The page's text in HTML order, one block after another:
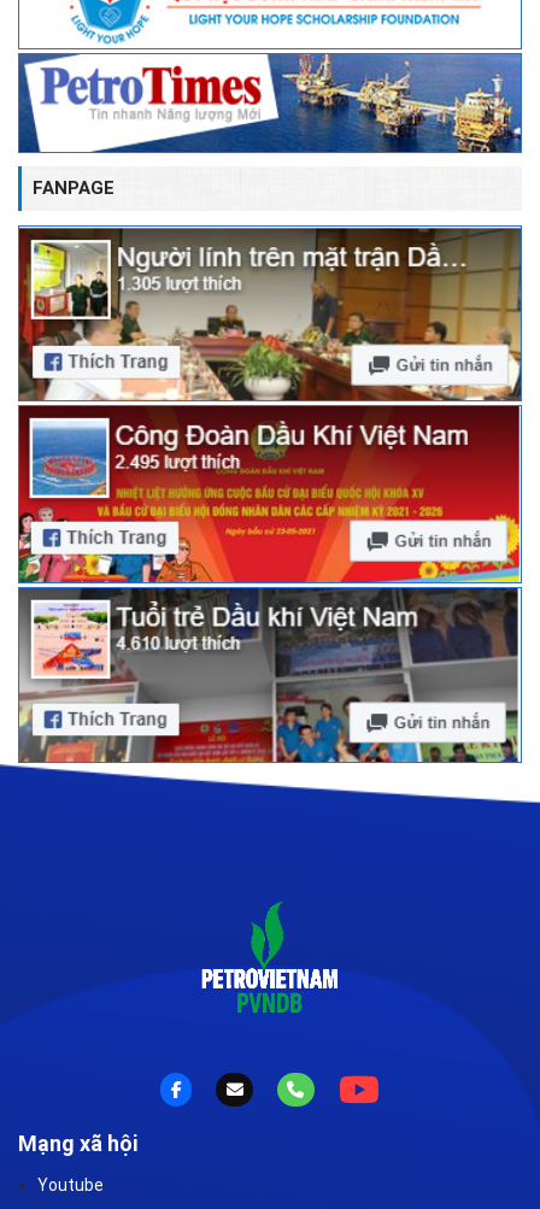
FANPAGE
Mạng xã hội
Youtube